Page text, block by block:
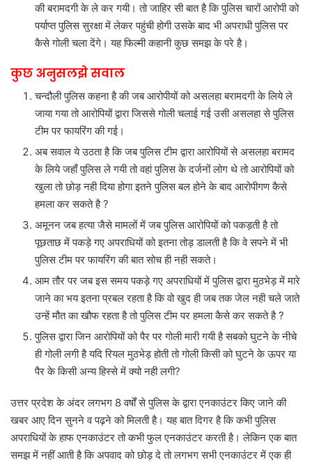
की बरामदगी के ले कर गयी। तो जाहिर सी बात है कि पुलिस चारों आरोपी को
पर्याप्त पुलिस सुरक्षा में लेकर पहुंची होगी उसके बाद भी अपराधी पुलिस पर
कैसे गोली चला देंगे। यह फिल्मी कहानी कुछ समझ के परे है।
कुछ अनुसलझे सवाल
चन्दौली पुलिस कहना है की जब आरोपीयों को असलहा बरामदगी के लिये ले
जाया गया तो आरोपियों द्वारा जिससे गोली चलाई गई उसी असलहा से पुलिस
टीम पर फायरिंग की गई।
अब सवाल ये उठता है कि जब पुलिस टीम द्वारा आरोपियों से असलहा बरामद
के लिये जहाँ पुलिस ले गयी तो वहां पुलिस के दर्जनों लोग थे तो आरोपियों को
खुला तो छोड़ नही दिया होगा इतने पुलिस बल होने के बाद आरोपीगण कैसे
हमला कर सकते है ?
अमूनन जब हत्या जैसे मामलों में जब पुलिस आरोपियों को पकड़ती है तो
पूछताछ में पकड़े गए अपराधियों को इतना तोड़ डालती है कि वे सपने में भी
पुलिस टीम पर फायरिंग की बात सोच ही नही सकते।
आम तौर पर जब इस समय पकड़े गए अपराधियों में पुलिस द्वारा मुठभेड़ में मारे
जाने का भय इतना प्रबल रहता है कि वो खुद ही जब तक जेल नही चले जाते
उन्हें मौत का खौफ रहता है तो पुलिस टीम पर हमला कैसे कर सकते है ?
पुलिस द्वारा जिन आरोपियों को पैर पर गोली मारी गयी है सबको घुटने के नीचे
ही गोली लगी है यदि रियल मुठभेड़ होती तो गोली किसी को घुटने के ऊपर या
पैर के किसी अन्य हिस्से में क्यो नही लगी?
उत्तर प्रदेश के अंदर लगभग 8 वर्षों से पुलिस के द्वारा एनकाउंटर किए जाने की
खबर आए दिन सुनने व पढ़ने को मिलती है। यह बात दिगर है कि कभी पुलिस
अपराधियों के हाफ एनकाउंटर तो कभी फुल एनकाउंटर करती है। लेकिन एक बात
समझ में नहीं आती है कि अपवाद को छोड़ दे तो लगभग सभी एनकाउंटर में एक ही